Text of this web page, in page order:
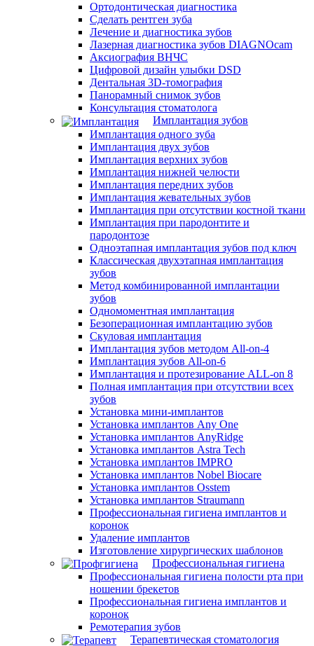
Ортодонтическая диагностика
Сделать рентген зуба
Лечение и диагностика зубов
Лазерная диагностика зубов DIAGNOcam
Аксиография ВНЧС
Цифровой дизайн улыбки DSD
Дентальная 3D-томография
Панорамный снимок зубов
Консультация стоматолога
Имплантация зубов
Имплантация одного зуба
Имплантация двух зубов
Имплантация верхних зубов
Имплантация нижней челюсти
Имплантация передних зубов
Имплантация жевательных зубов
Имплантация при отсутствии костной ткани
Имплантация при пародонтите и
пародонтозе
Одноэтапная имплантация зубов под ключ
Классическая двухэтапная имплантация
зубов
Метод комбинированной имплантации
зубов
Одномоментная имплантация
Безоперационная имплантацию зубов
Скуловая имплантация
Имплантация зубов методом All-on-4
Имплантация зубов All-on-6
Имплантация и протезирование ALL-on 8
Полная имплантация при отсутствии всех
зубов
Установка мини-имплантов
Установка имплантов Any One
Установка имплантов AnyRidge
Установка имплантов Astra Tech
Установка имплантов IMPRO
Установка имплантов Nobel Biocare
Установка имплантов Osstem
Установка имплантов Straumann
Профессиональная гигиена имплантов и
коронок
Удаление имплантов
Изготовление хирургических шаблонов
Профессиональная гигиена
Профессиональная гигиена полости рта при
ношении брекетов
Профессиональная гигиена имплантов и
коронок
Ремотерапия зубов
Терапевтическая стоматология